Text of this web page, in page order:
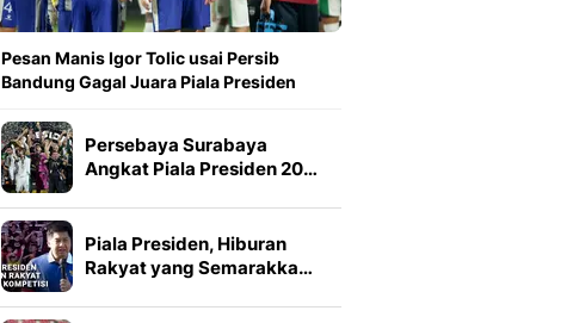
Pesan Manis Igor Tolic usai Persib
Bandung Gagal Juara Piala Presiden
Persebaya Surabaya
Angkat Piala Presiden 20…
Piala Presiden, Hiburan
Rakyat yang Semarakka…